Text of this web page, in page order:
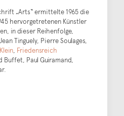
„Arts“ ermittelte 1965 die
hervorgetretenen Künstler
in dieser Reihenfolge,
Tinguely, Pierre Soulages,
, Friedensreich
Buffet, Paul Guiramand,